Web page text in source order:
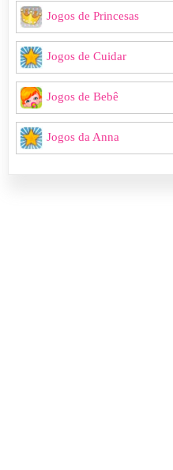
Jogos de Princesas
Jogos de Cuidar
Jogos de Bebê
Jogos da Anna